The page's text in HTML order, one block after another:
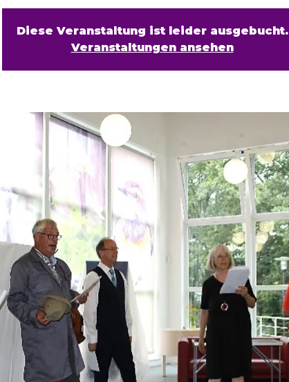
Diese Veranstaltung ist leider ausgebucht.
Veranstaltungen ansehen